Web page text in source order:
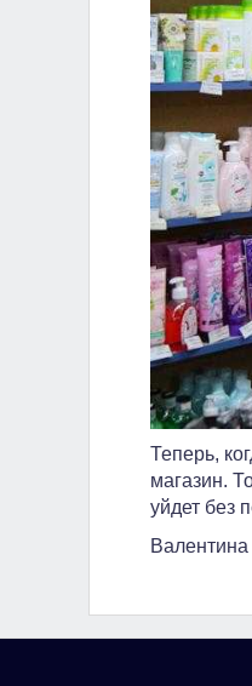
Теперь,
магазин.
уйдет без